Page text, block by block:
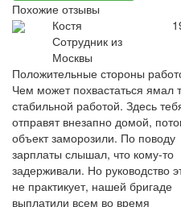
Похожие отзывы
Костя
Сотрудник из
Москвы
Положительные стороны
Чем может похвастаться ямал
стабильной работой. Здесь
отправят внезапно домой,
объект заморозили. По поводу
зарплаты слышал, что кому-то
задерживали. Но руководство
не практикует, нашей бригаде
выплатили всем во время